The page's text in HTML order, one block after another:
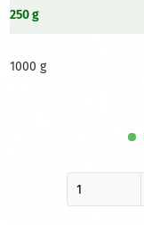
250 g
1000 g